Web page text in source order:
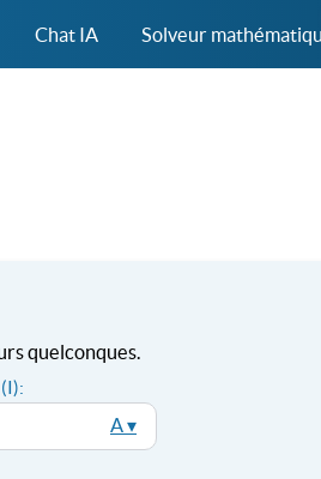
Chat IA Solveur
quelconques.
A ▾